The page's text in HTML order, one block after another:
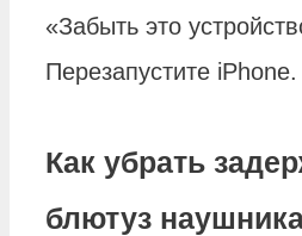
«Забыть это
Перезапустите iPhone.
Как убрать
блютуз